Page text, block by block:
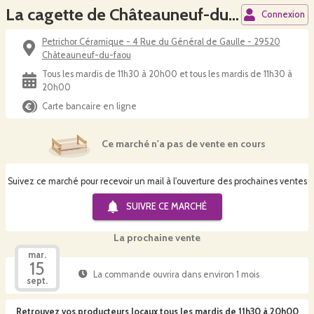
La cagette de Châteauneuf-du-Faou Connexion
Petrichor Céramique - 4 Rue du Général de Gaulle - 29520
Châteauneuf-du-faou
Tous les mardis de 11h30 à 20h00 et tous les mardis de 11h30 à
20h00
Carte bancaire en ligne
Suivez ce marché pour recevoir un mail à l'ouverture des prochaines ventes
SUIVRE CE MARCHÉ
Ce marché n'a pas de vente en cours
La prochaine vente
mar.
15
sept.
La commande ouvrira dans environ 1 mois
Retrouvez vos producteurs locaux tous les mardis de 11h30 à 20h00